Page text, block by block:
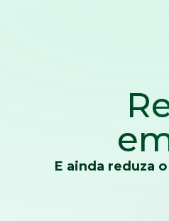
E ainda reduza